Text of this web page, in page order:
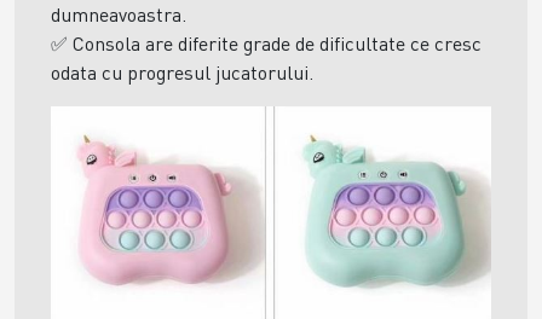
dumneavoastra.
✅ Consola are diferite grade de dificultate ce cresc
odata cu progresul jucatorului.